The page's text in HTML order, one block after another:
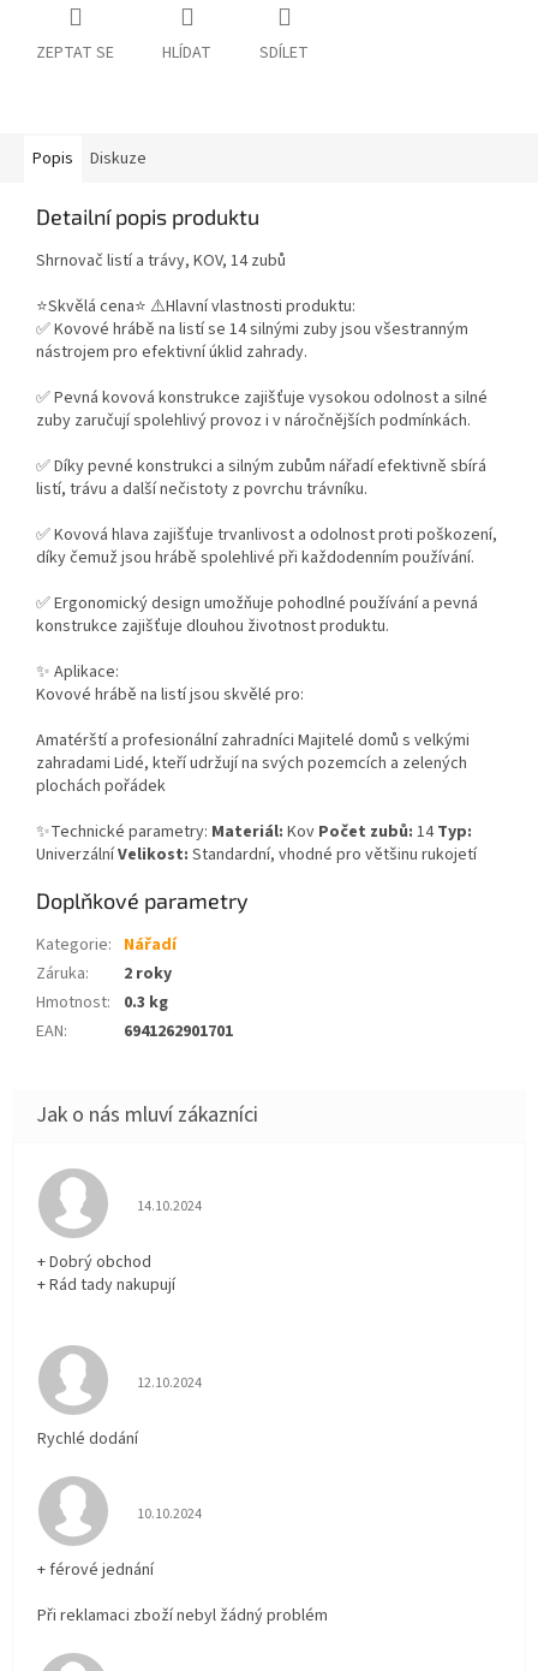
ZEPTAT SE HLÍDAT SDÍLET
Popis Diskuze
Detailní popis produktu
Shrnovač listí a trávy, KOV, 14 zubů
⭐️Skvělá cena⭐️ ⚠️Hlavní vlastnosti produktu:
✅ Kovové hrábě na listí se 14 silnými zuby jsou všestranným
nástrojem pro efektivní úklid zahrady.
✅ Pevná kovová konstrukce zajišťuje vysokou odolnost a silné
zuby zaručují spolehlivý provoz i v náročnějších podmínkách.
✅ Díky pevné konstrukci a silným zubům nářadí efektivně sbírá
listí, trávu a další nečistoty z povrchu trávníku.
✅ Kovová hlava zajišťuje trvanlivost a odolnost proti poškození,
díky čemuž jsou hrábě spolehlivé při každodenním používání.
✅ Ergonomický design umožňuje pohodlné používání a pevná
konstrukce zajišťuje dlouhou životnost produktu.
✨ Aplikace:
Kovové hrábě na listí jsou skvělé pro:
Amatérští a profesionální zahradníci Majitelé domů s velkými
zahradami Lidé, kteří udržují na svých pozemcích a zelených
plochách pořádek
✨Technické parametry: Materiál: Kov Počet zubů: 14Typ:
UniverzálníVelikost: Standardní, vhodné pro většinu rukojetí
Doplňkové parametry
Kategorie: Nářadí
Záruka:
2 roky
Hmotnost:
0.3 kg
EAN: 6941262901701
Hodnocení obchodu je 5 z 5 hvězdiček.
14.10.2024
+ Dobrý obchod
+ Rád tady nakupují
Hodnocení obchodu je 5 z 5 hvězdiček.
12.10.2024
Rychlé dodání
Hodnocení obchodu je 5 z 5 hvězdiček.
10.10.2024
+ férové jednání
Při reklamaci zboží nebyl žádný problém